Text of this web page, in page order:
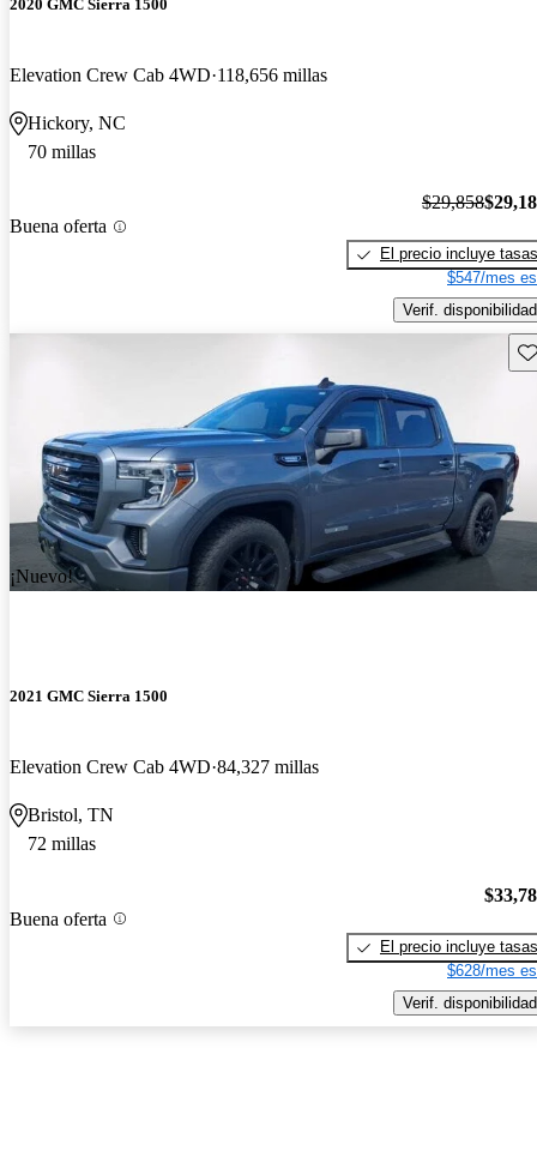
2020 GMC Sierra 1500
Elevation Crew Cab 4WD 118,656 millas
Hickory, NC
70 millas
Buena oferta
$29,858
El precio incluye tasas
$547/mes
Verif. disponibilidad
¡Nuevo!
2021 GMC Sierra 1500
Elevation Crew Cab 4WD 84,327 millas
Bristol, TN
72 millas
Buena oferta
El precio incluye tasas
$628/mes
Verif. disponibilidad